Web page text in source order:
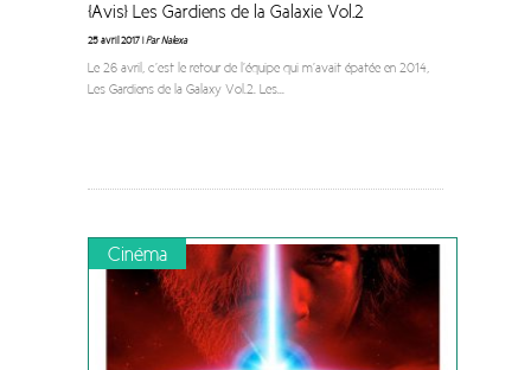
[Avis] Les Gardiens de la Galaxie Vol.2
25 avril 2017 |Par Nalexa
Le 26 avril, c’est le retour de l’équipe qui m’avait épatée en 2014,
Les Gardiens de la Galaxy Vol.2. Les...
Cinéma